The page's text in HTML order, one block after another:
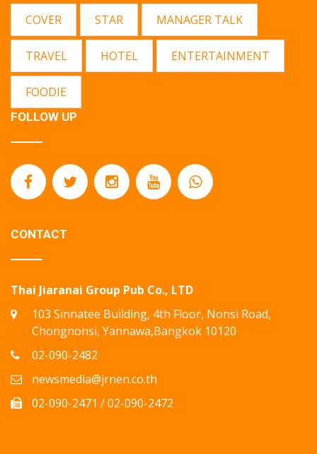
COVER STAR MANAGER TALK
TRAVEL HOTEL ENTERTAINMENT
FOODIE
FOLLOW UP
CONTACT
Thai Jiaranai Group Pub Co., LTD
103 Sinnatee Building, 4th Floor, Nonsi Road,
Chongnonsi, Yannawa,Bangkok 10120
02-090-2482
newsmedia@jrnen.co.th
02-090-2471 / 02-090-2472